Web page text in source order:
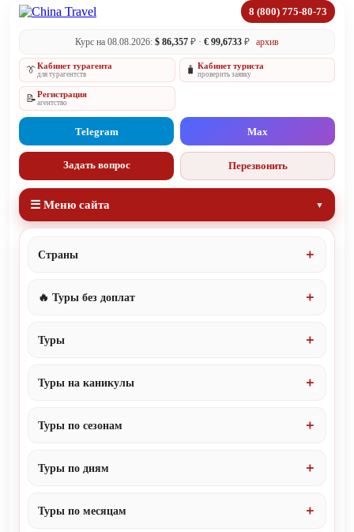
8 (800) 775-80-73
Курс на 08.08.2026: $ 86,357 ₽ · € 99,6733 ₽ архив
👔Кабинет турагента
для турагентств 🧳 Кабинет туриста
проверить заявку
📝Регистрация
агентство
Telegram Max
Задать вопрос Перезвонить
☰ Меню сайта
Страны
🔥 Туры без доплат
Туры
Туры на каникулы
Туры по сезонам
Туры по дням
Туры по месяцам